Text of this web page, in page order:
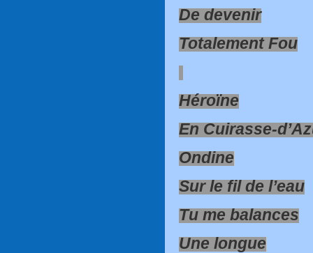
De devenir
Totalement Fou
Héroïne
En Cuirasse-
Ondine
Sur le fil de l’eau
Tu me balances
Une longue